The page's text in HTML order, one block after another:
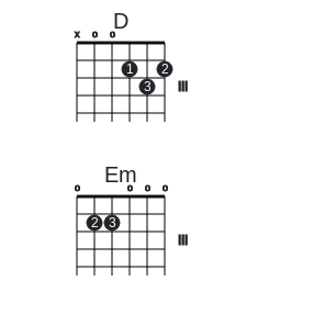
D
x o o
1
3
2
Em
o
2 3
o o o